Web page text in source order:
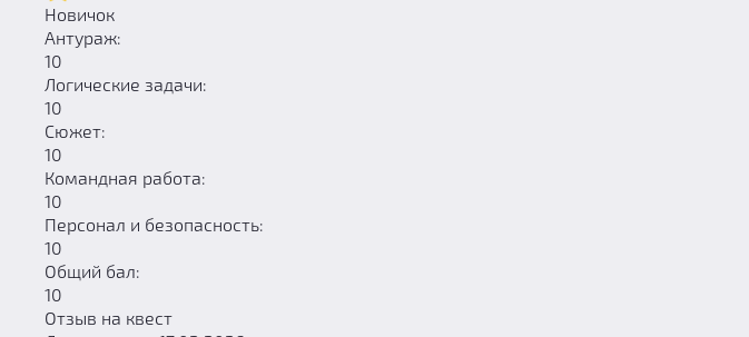
Новичок
Антураж:
10
Логические задачи:
10
Сюжет:
10
Командная работа:
10
Персонал и безопасность:
10
Общий бал:
10
Отзыв на квест